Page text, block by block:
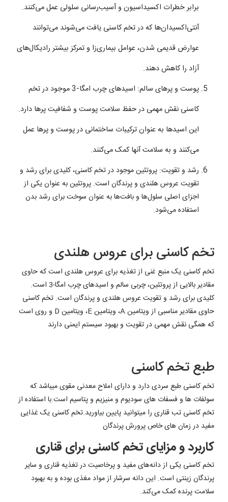
برابر خطرات اکسیداسیون و آسیب‌رسانی سلولی عمل می‌کنند.
آنتی‌اکسیدان‌ها که در تخم کاسنی یافت می‌شوند می‌توانند
عوارض قدیمی شدن، عوامل بیماری‌زا و تمرکز بیشتر رادیکال‌های
آزاد را کاهش دهند.
پوست و پرهای سالم: اسیدهای چرب امگا-3 موجود در تخم
کاسنی نقش مهمی در حفظ سلامت پوست و شفافیت پرها دارد.
این اسیدها به عنوان ترکیبات ساختمانی در پوست و پرها عمل
می‌کنند و به سلامت آنها کمک می‌کنند.
رشد و تقویت: پروتئین موجود در تخم کاسنی، کلیدی برای رشد و
تقویت عروس هلندی و پرندگان است. پروتئین به عنوان یکی از
اجزای اصلی سلول‌ها و بافت‌ها به عنوان سوخت برای رشد بدن
استفاده می‌شود.
تخم کاسنی برای عروس هلندی
تخم کاسنی یک منبع غنی از تغذیه برای عروس هلندی است که حاوی
مقادیر بالایی از پروتئین، چربی سالم و اسیدهای چرب امگا-3 است.
کلیدی برای رشد و تقویت عروس هلندی و پرندگان است. تخم کاسنی
حاوی مقادیر مناسبی از ویتامین A، ویتامین E، ویتامین D و روی است
که همگی نقش مهمی در تقویت و بهبود سیستم ایمنی دارند
طبع تخم کاسنی
تخم کاسنی طبع سردی دارد و دارای املاح معدنی مقوی میباشد که
سولفات ها و فسفات های سودیوم و منیزیم و پتاسیم است.با استفاده از
تخم کاسنی تب قناری را میتوانید پایین بیاورید.تخم کاسنی یک غذایی
مفید در زمان های خاص پرورش پرندگان
کاربرد و مزایای تخم کاسنی برای قناری
تخم کاسنی یکی از دانه‌های مفید و پرخاصیت در تغذیه قناری و سایر
پرندگان زینتی است. این دانه سرشار از مواد مغذی بوده و به بهبود
سلامت پرنده کمک می‌کند.